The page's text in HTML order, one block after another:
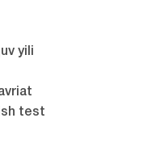
yili
test